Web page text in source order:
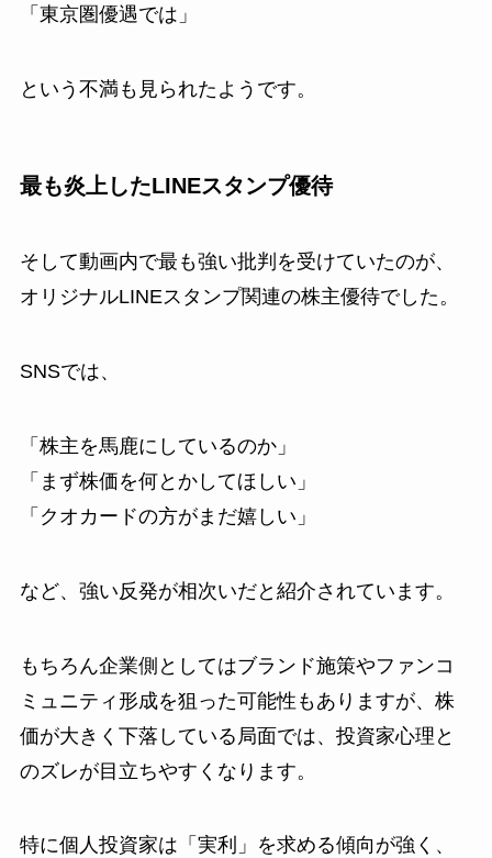
「東京圏優遇では」
という不満も見られたようです。
最も炎上したLINEスタンプ優待
そして動画内で最も強い批判を受けていたのが、
オリジナルLINEスタンプ関連の株主優待でした。
SNSでは、
「株主を馬鹿にしているのか」
「まず株価を何とかしてほしい」
「クオカードの方がまだ嬉しい」
など、強い反発が相次いだと紹介されています。
もちろん企業側としてはブランド施策やファンコ
ミュニティ形成を狙った可能性もありますが、株
価が大きく下落している局面では、投資家心理と
のズレが目立ちやすくなります。
特に個人投資家は「実利」を求める傾向が強く、